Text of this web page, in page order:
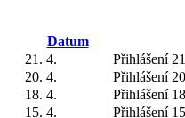
Datum
21. 4.
Přihlášení
20. 4.
Přihlášení
18. 4.
Přihlášení
15. 4.
Přihlášení